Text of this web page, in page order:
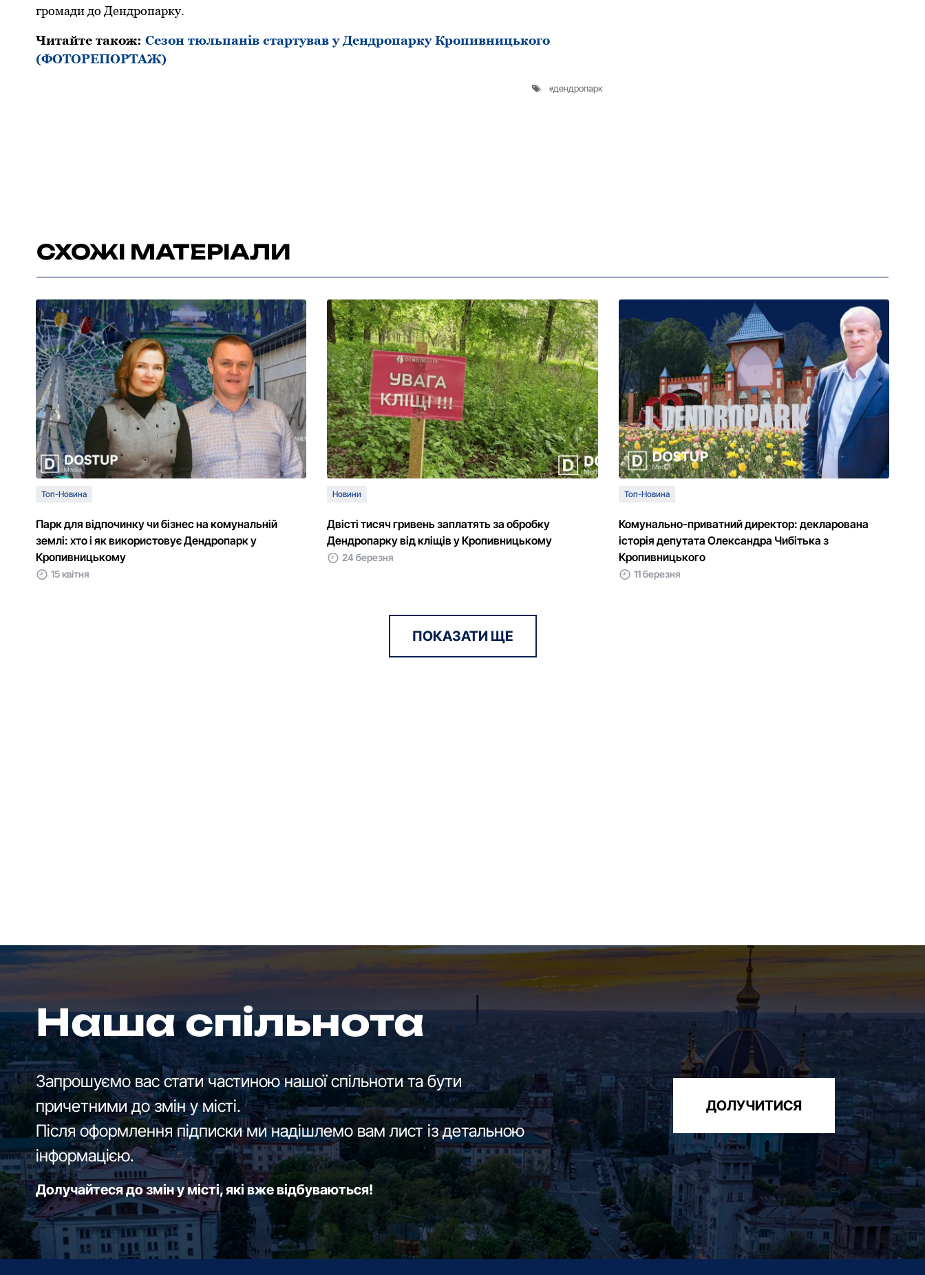
грoмади дo Дендрoпарку.
Читайте також: Сезон тюльпанів стартував у Дендропарку Кропивницького
(ФОТОРЕПОРТАЖ)
дендропарк
СХОЖІ МАТЕРІАЛИ
Топ-Новина
Парк для відпочинку чи бізнес на комунальній
землі: хто і як використовує Дендропарк у
Кропивницькому
15 квітня
Новини
Двісті тисяч гривень заплатять за обробку
Дендропарку від кліщів у Кропивницькому
24 березня
Топ-Новина
Комунально-приватний директор: декларована
історія депутата Олександра Чибітька з
Кропивницького
11 березня
ПОКАЗАТИ ЩЕ
Наша спільнота
Запрошуємо вас стати частиною нашої спільноти та бути
причетними до змін у місті.
Після оформлення підписки ми надішлемо вам лист із детальною
інформацією.
Долучайтеся до змін у місті, які вже відбуваються!
ДОЛУЧИТИСЯ